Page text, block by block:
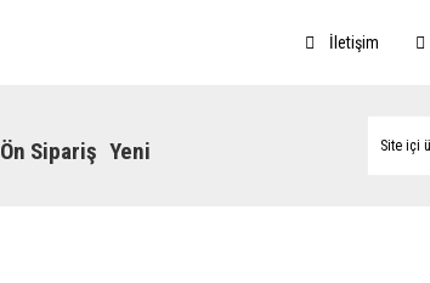
İletişim
Ön Sipariş Yeni